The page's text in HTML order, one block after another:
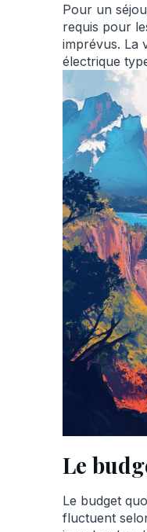
Pour un
requis pour
imprévus. La
électrique
Le
Le budget
fluctuent